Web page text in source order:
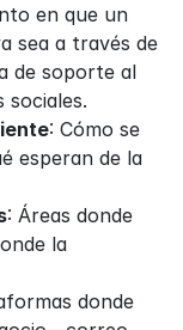
en que un
sea a través de
de soporte al
sociales.
: Cómo se
esperan de la
: Áreas donde
la
donde